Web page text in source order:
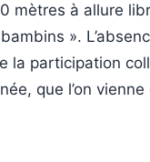
mètres à allure
».
la participation
que l’on